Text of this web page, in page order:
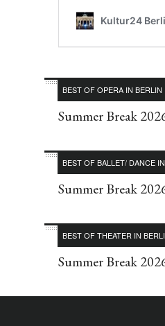
BEST OF OPERA IN BERLIN
Summer Break
BEST OF BALLET/ DANCE
Summer Break
BEST OF THEATER IN
Summer Break